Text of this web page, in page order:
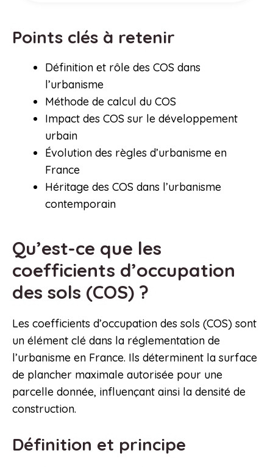
Points clés à retenir
Définition et rôle des COS dans
l’urbanisme
Méthode de calcul du COS
Impact des COS sur le développement
urbain
Évolution des règles d’urbanisme en
France
Héritage des COS dans l’urbanisme
contemporain
Qu’est-ce que les
coefficients d’occupation
des sols (COS) ?
Les coefficients d’occupation des sols (COS) sont
un élément clé dans la réglementation de
l’urbanisme en France. Ils déterminent la surface
de plancher maximale autorisée pour une
parcelle donnée, influençant ainsi la densité de
construction.
Définition et principe